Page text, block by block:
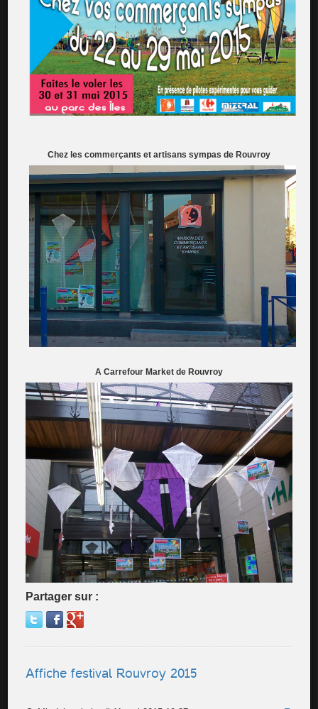
Chez les commerçants et artisans sympas de Rouvroy
A Carrefour Market de Rouvroy
Partager sur :
Affiche festival Rouvroy 2015